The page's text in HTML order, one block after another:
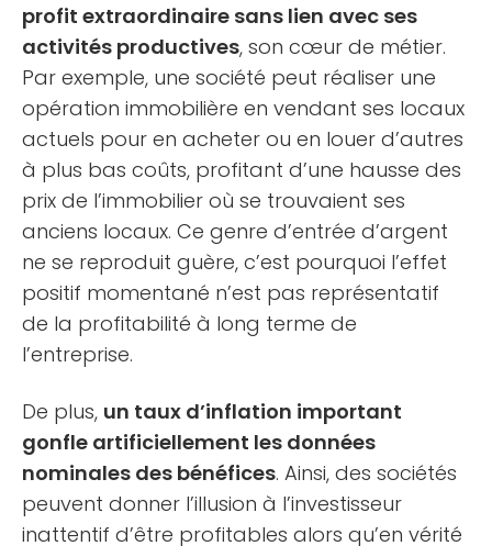
profit extraordinaire sans lien avec ses
activités productives, son cœur de métier.
Par exemple, une société peut réaliser une
opération immobilière en vendant ses locaux
actuels pour en acheter ou en louer d’autres
à plus bas coûts, profitant d’une hausse des
prix de l’immobilier où se trouvaient ses
anciens locaux. Ce genre d’entrée d’argent
ne se reproduit guère, c’est pourquoi l’effet
positif momentané n’est pas représentatif
de la profitabilité à long terme de
l’entreprise.
De plus, un taux d’inflation important
gonfle artificiellement les données
nominales des bénéfices. Ainsi, des sociétés
peuvent donner l’illusion à l’investisseur
inattentif d’être profitables alors qu’en vérité